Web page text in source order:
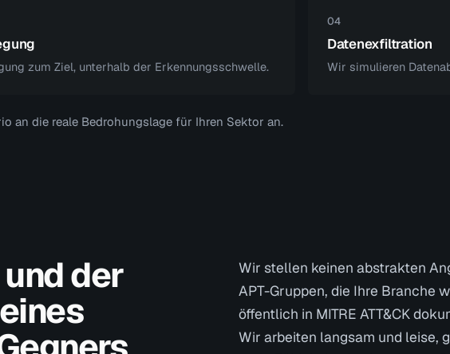
zum Ziel, unterhalb der Erkennungsschwelle.
04
Datenexfiltration
Wir simulieren
an die reale Bedrohungslage für Ihren Sektor an.
der
Wir stellen keinen abstrakten
APT-Gruppen, die Ihre Branche
öffentlich in MITRE ATT&CK
Wir arbeiten langsam und leise,